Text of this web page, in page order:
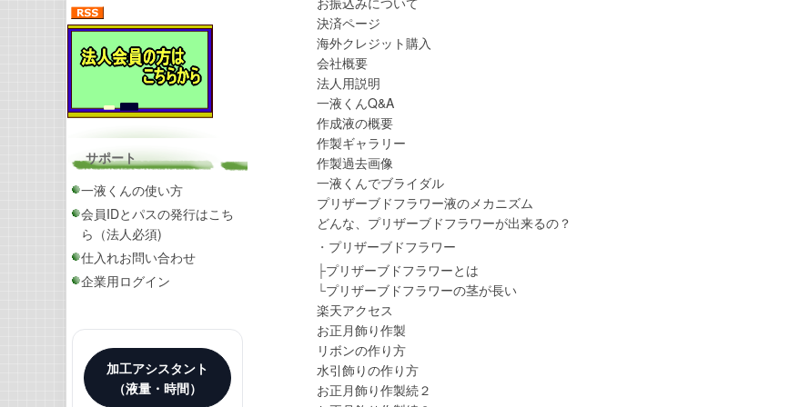
サポート
一液くんの使い方
会員IDとパスの発行はこち
ら（法人必須)
仕入れお問い合わせ
企業用ログイン
加工アシスタント
（液量・時間）
決済ページ
海外クレジット購入
会社概要
法人用説明
一液くんQ&A
作成液の概要
作製ギャラリー
作製過去画像
一液くんでブライダル
プリザーブドフラワー液のメカニズム
どんな、プリザーブドフラワーが出来るの？
・ プリザーブドフラワー
├プリザーブドフラワーとは
└プリザーブドフラワーの茎が長い
楽天アクセス
お正月飾り作製
リボンの作り方
水引飾りの作り方
お正月飾り作製続２